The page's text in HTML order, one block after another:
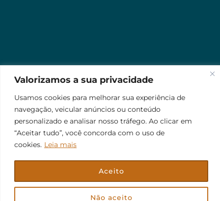
personalizado e analisar nosso tráfego. Ao clicar em
“Aceitar tudo”, você concorda com o uso de
Aceito
© 2026 Jr Plus Automação Comercial e Residencial
CriaçãoCesarWeb
Fale Conosco